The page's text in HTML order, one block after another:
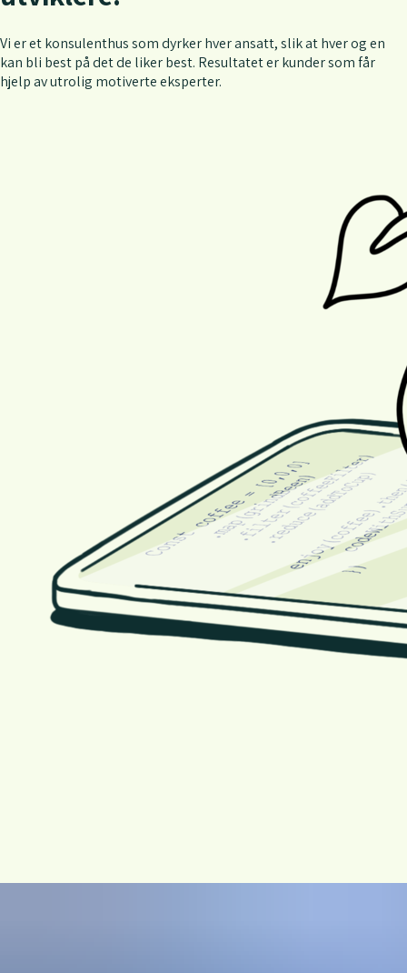
Vi er et konsulenthus som dyrker hver ansatt, slik at hver og en
kan bli best på det de liker best. Resultatet er kunder som får
hjelp av utrolig motiverte eksperter.